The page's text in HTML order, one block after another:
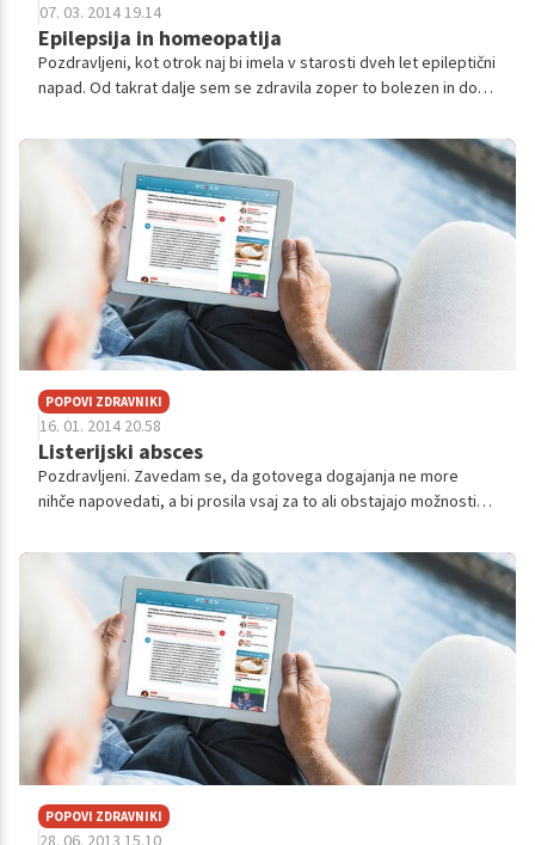
07. 03. 2014 19.14
Epilepsija in homeopatija
Pozdravljeni, kot otrok naj bi imela v starosti dveh let epileptični
napad. Od takrat dalje sem se zdravila zoper to bolezen in do
napa...
POPOVI ZDRAVNIKI
16. 01. 2014 20.58
Listerijski absces
Pozdravljeni. Zavedam se, da gotovega dogajanja ne more
nihče napovedati, a bi prosila vsaj za to ali obstajajo možnosti
listerijo monocito...
POPOVI ZDRAVNIKI
28. 06. 2013 15.10